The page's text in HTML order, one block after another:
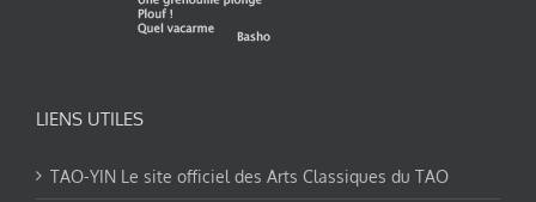
LIENS UTILES
TAO-YIN Le site officiel des Arts Classiques du TAO